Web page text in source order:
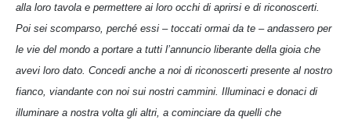
alla loro tavola e permettere ai loro occhi di aprirsi e di riconoscerti.
Poi sei scomparso, perché essi – toccati ormai da te – andassero per
le vie del mondo a portare a tutti l’annuncio liberante della gioia che
avevi loro dato. Concedi anche a noi di riconoscerti presente al nostro
fianco, viandante con noi sui nostri cammini. Illuminaci e donaci di
illuminare a nostra volta gli altri, a cominciare da quelli che